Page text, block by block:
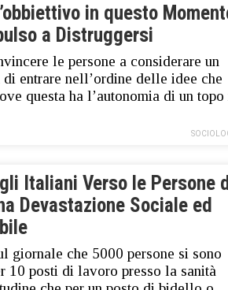
in questo
a Distruggersi
le persone a considerare un
entrare nell’ordine delle idee che
questa ha l’autonomia di un topo
Italiani Verso le Persone
Devastazione Sociale ed
giornale che 5000 persone si sono
10 posti di lavoro presso la sanità